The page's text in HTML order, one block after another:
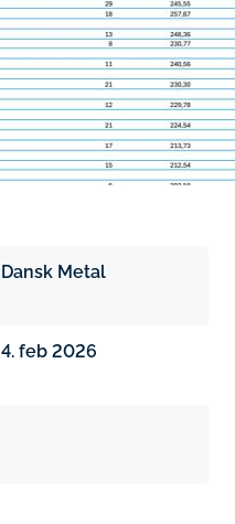
Dansk Metal
4. feb 2026